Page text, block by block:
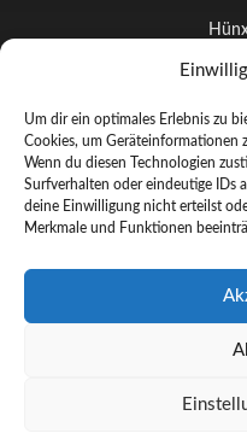
Um dir ein optimales Erlebnis zu
Cookies, um Geräteinformationen
Wenn du diesen Technologien
Surfverhalten oder eindeutige IDs
deine Einwilligung nicht erteilst
Merkmale und Funktionen